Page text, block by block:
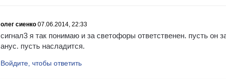
олег сиенко 07.06.2014, 22:33
сигнал3 я так понимаю и за светофоры ответственен. пусть он
анус. пусть насладится.
Войдите, чтобы ответить